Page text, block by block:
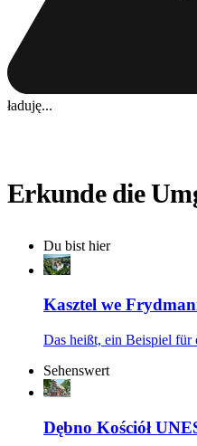
ładuję...
Erkunde die
Du bist hier
Kasztel we
Das heißt, ein Beispiel für
Sehenswert
Dębno Kościół